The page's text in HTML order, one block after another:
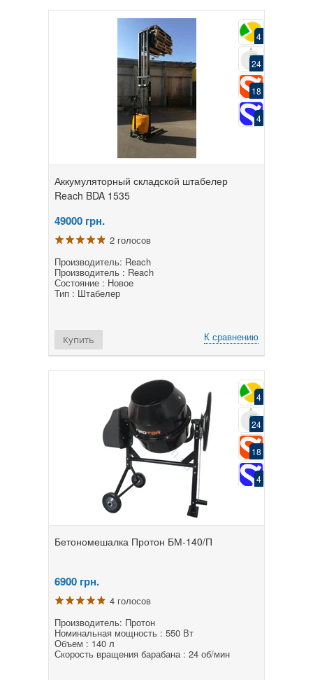
4
24
18
4
Аккумуляторный складской штабелер
Reach BDA 1535
49000 грн.
2 голосов
Производитель: Reach
Производитель : Reach
Состояние : Новое
Тип : Штабелер
К сравнению
Купить
4
24
18
4
Бетономешалка Протон БМ-140/П
6900 грн.
4 голосов
Производитель: Протон
Номинальная мощность : 550 Вт
Объем : 140 л
Скорость вращения барабана : 24 об/мин